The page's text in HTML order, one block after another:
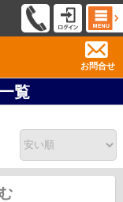
お問合せ
覧